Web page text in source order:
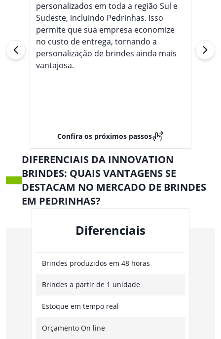
personalizados em toda a região Sul e
Sudeste, incluindo Pedrinhas. Isso
permite que sua empresa economize
no custo de entrega, tornando a
personalização de brindes ainda mais
vantajosa.
Confira os próximos passos
DIFERENCIAIS DA INNOVATION
BRINDES: QUAIS VANTAGENS SE
DESTACAM NO MERCADO DE BRINDES
EM PEDRINHAS?
Diferenciais
Brindes produzidos em 48 horas
Brindes a partir de 1 unidade
Estoque em tempo real
Orçamento On line